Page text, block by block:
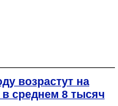
возрастут на
среднем 8 тысяч